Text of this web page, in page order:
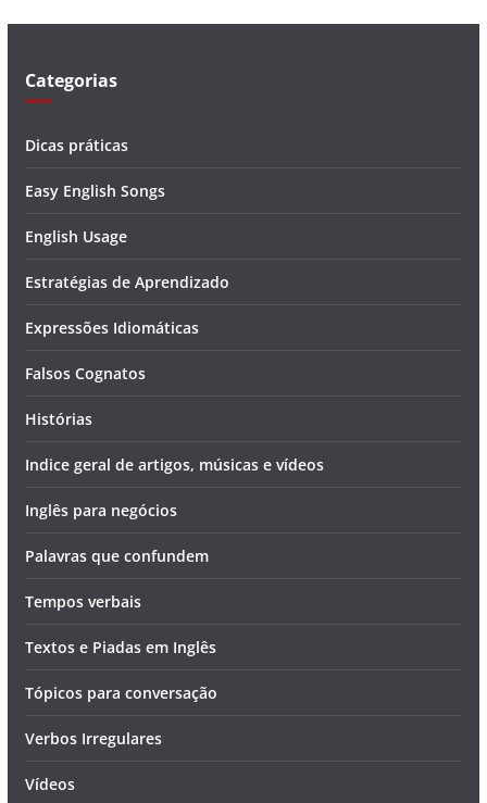
Categorias
Dicas práticas
Easy English Songs
English Usage
Estratégias de Aprendizado
Expressões Idiomáticas
Falsos Cognatos
Histórias
Indice geral de artigos, músicas e vídeos
Inglês para negócios
Palavras que confundem
Tempos verbais
Textos e Piadas em Inglês
Tópicos para conversação
Verbos Irregulares
Vídeos